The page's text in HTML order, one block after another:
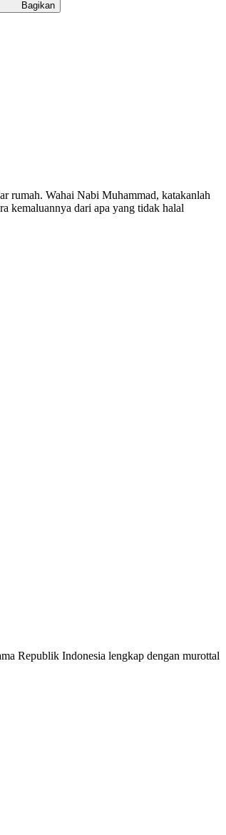
Bagikan
rumah. Wahai Nabi Muhammad, katakanlah
kemaluannya dari apa yang tidak halal
Republik Indonesia lengkap dengan murottal